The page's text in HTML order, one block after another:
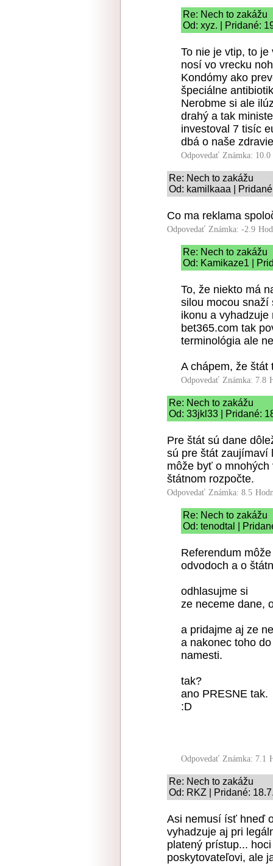
Re: Nech to zakážu
Od: xyz. | Pridané:
To nie je vtip, to
nosí vo vrecku
Kondómy ako
špeciálne
Nerobme si ale
drahý a tak
investoval 7 tisíc
dbá o naše
Odpovedať Známka: 10.0
Re: Nech to zakážu
Od: kamilkaaa |
Co ma reklama
Odpovedať Známka: -2.9
Re: Nech to zakážu
Od: Kamikaze1 |
To, že niekto má
silou mocou snaží
ikonu a
bet365.com tak
terminológia ale
A chápem, že štát
Odpovedať Známka: 7.8
Re: Nech to zakážu
Od: 33jkl33 | Pridané:
Pre štát sú dane
sú pre štát zaujímaví
môže byť o
štátnom rozpočte.
Odpovedať Známka: 8.5
Re: Nech to zakážu
Od: tenodtal |
Referendum
odvodoch a o
odhlasujme si
ze neceme dane,
a pridajme aj ze
a nakonec toho
namesti.
tak?
ano PRESNE tak.
:D
Odpovedať Známka: 7.1
Re: Nech to zakážu
Od: RKZ | Pridané:
Asi nemusí ísť hneď
vyhadzuje aj pri
platený prístup...
poskytovateľovi, ale